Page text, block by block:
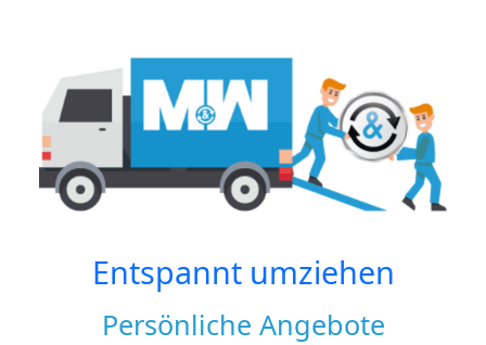
Entspannt umziehen
Persönliche Angebote